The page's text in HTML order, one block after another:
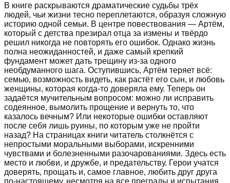
В книге раскрываются драматические судьбы трёх
людей, чьи жизни тесно переплетаются, образуя сложную
историю одной семьи. В центре повествования — Артём,
который с детства презирал отца за измены и твёрдо
решил никогда не повторять его ошибок. Однако жизнь
полна неожиданностей, и даже самый крепкий
фундамент может дать трещину из-за одного
необдуманного шага. Оступившись, Артём теряет всё:
семью, возможность видеть, как растёт его сын, и любовь
женщины, которая когда-то доверяла ему. Теперь он
задаётся мучительным вопросом: можно ли исправить
содеянное, вымолить прощение и вернуть то, что
казалось вечным? Или некоторые ошибки оставляют
после себя лишь руины, по которым уже не пройти
назад? На страницах книги читатель столкнётся с
непростыми моральными выборами, искренними
чувствами и болезненными разочарованиями. Здесь есть
место и любви, и дружбе, и предательству. Герои учатся
доверять, прощать и, самое главное, любить друг друга
по-настоящему, несмотря на все преграды и испытания.